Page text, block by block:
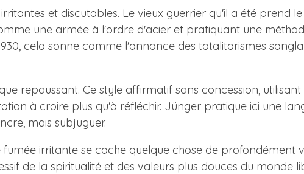
et discutables. Le vieux guerrier qu'il a été prend
une armée à l'ordre d'acier et pratiquant une
cela sonne comme l'annonce des totalitarismes
repoussant. Ce style affirmatif sans concession,
à croire plus qu'à réfléchir. Jünger pratique ici une
mais subjuguer.
irritante se cache quelque chose de profondément
de la spiritualité et des valeurs plus douces du monde